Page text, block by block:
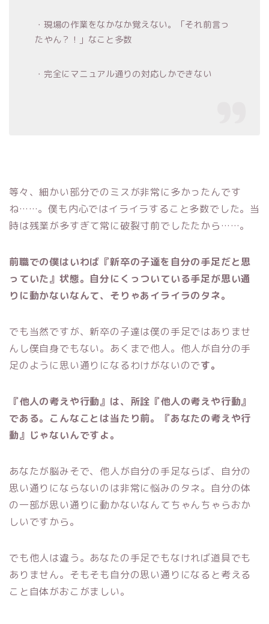
・現場の作業をなかなか覚えない。「それ前言っ
たやん？！」なこと多数
・完全にマニュアル通りの対応しかできない
等々、細かい部分でのミスが非常に多かったんです
ね……。僕も内心ではイライラすること多数でした。当
時は残業が多すぎて常に破裂寸前でしたたから……。
前職での僕はいわば『新卒の子達を自分の手足だと思
っていた』状態。自分にくっついている手足が思い通
りに動かないなんて、そりゃあイライラのタネ。
でも当然ですが、新卒の子達は僕の手足ではありませ
んし僕自身でもない。あくまで他人。他人が自分の手
足のように思い通りになるわけがないのです。
『他人の考えや行動』は、所詮『他人の考えや行動』
である。こんなことは当たり前。
『あなたの考えや行
動』じゃないんですよ。
あなたが脳みそで、他人が自分の手足ならば、自分の
思い通りにならないのは非常に悩みのタネ。自分の体
の一部が思い通りに動かないなんてちゃんちゃらおか
しいですから。
でも他人は違う。あなたの手足でもなければ道具でも
ありません。そもそも自分の思い通りになると考える
こと自体がおこがましい。